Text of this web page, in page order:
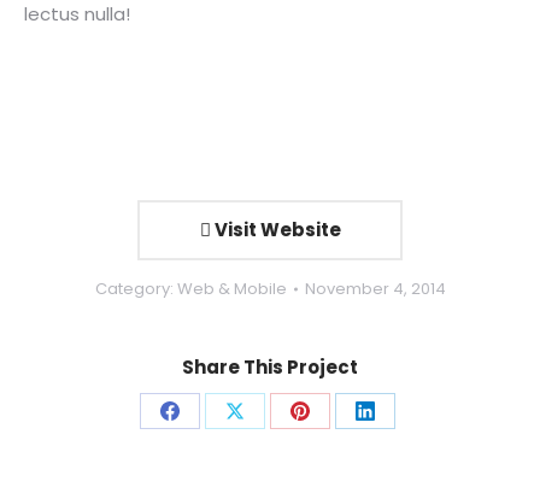
lectus nulla!
Visit Website
Category: Web & Mobile November 4, 2014
Share This Project
Share Share Share Share